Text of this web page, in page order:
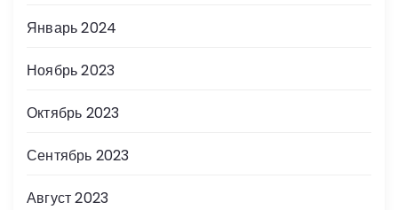
Январь 2024
Ноябрь 2023
Октябрь 2023
Сентябрь 2023
Август 2023